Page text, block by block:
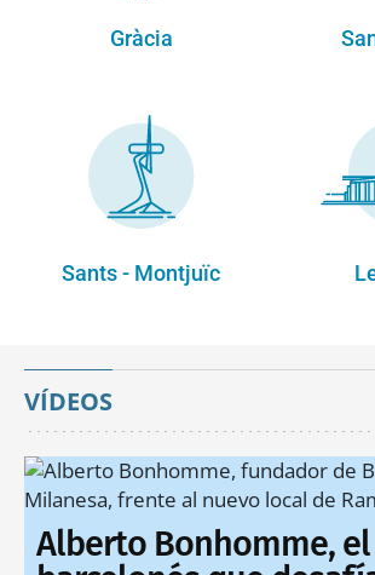
Gràcia
Sants - Montjuïc
VÍDEOS
Alberto Bonhomme, el